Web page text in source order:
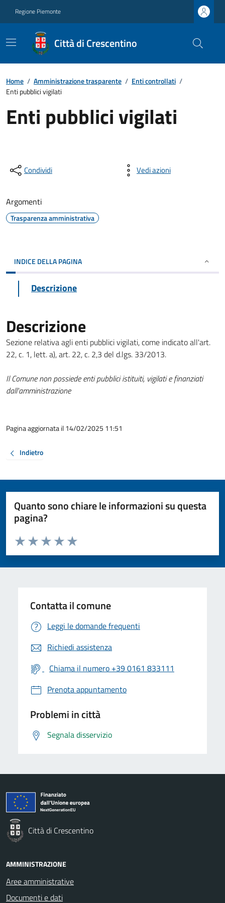
Regione Piemonte
Città di Crescentino
Home / Amministrazione trasparente / Enti controllati /
Enti pubblici vigilati
Enti pubblici vigilati
Condividi Vedi azioni
Argomenti
Trasparenza amministrativa
INDICE DELLA PAGINA
Descrizione
Descrizione
Sezione relativa agli enti pubblici vigilati, come indicato all'art.
22, c. 1, lett. a), art. 22, c. 2,3 del d.lgs. 33/2013.
Il Comune non possiede enti pubblici istituiti, vigilati e finanziati
dall'amministrazione
Pagina aggiornata il 14/02/2025 11:51
Indietro
Quanto sono chiare le informazioni su questa
pagina?
Valuta da 1 a 5 stelle la pagina
Valuta 5 stelle su 5
Valuta 4 stelle su 5
Valuta 3 stelle su 5
Valuta 2 stelle su 5
Valuta 1 stelle su 5
Contatta il comune
Leggi le domande frequenti
Richiedi assistenza
Chiama il numero +39 0161 833111
Prenota appuntamento
Problemi in città
Segnala disservizio
Città di Crescentino
AMMINISTRAZIONE
Aree amministrative
Documenti e dati